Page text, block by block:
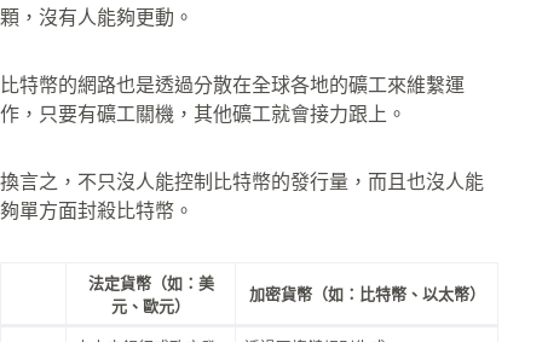
顆，沒有人能夠更動。
比特幣的網路也是透過分散在全球各地的礦工來維繫運
作，只要有礦工關機，其他礦工就會接力跟上。
換言之，不只沒人能控制比特幣的發行量，而且也沒人能
夠單方面封殺比特幣。
法定貨幣（如：美
元、歐元）
加密貨幣（如：比特幣、以太幣）